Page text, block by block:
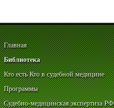
Главная
Библиотека
Кто есть Кто в судебной медицине
Программы
Судебно-медицинская экспертиза РФ